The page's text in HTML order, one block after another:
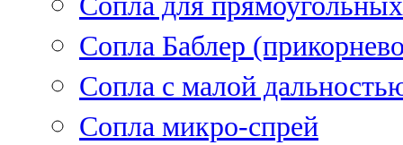
Сопла Баблер
Сопла с малой
Сопла микро-спрей